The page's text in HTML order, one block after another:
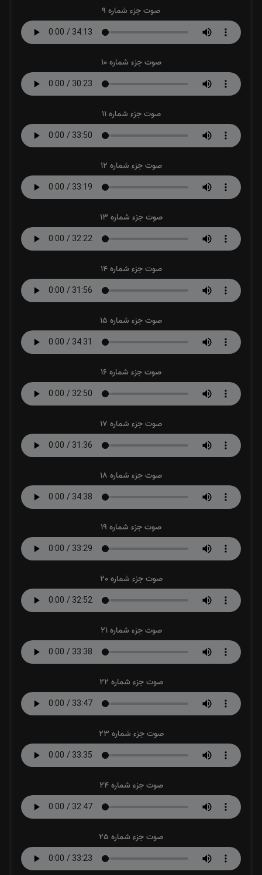
صوت جزء شماره 9
صوت جزء شماره 10
صوت جزء شماره 11
صوت جزء شماره 12
صوت جزء شماره 13
صوت جزء شماره 14
صوت جزء شماره 15
صوت جزء شماره 16
صوت جزء شماره 17
صوت جزء شماره 18
صوت جزء شماره 19
صوت جزء شماره 20
صوت جزء شماره 21
صوت جزء شماره 22
صوت جزء شماره 23
صوت جزء شماره 24
صوت جزء شماره 25